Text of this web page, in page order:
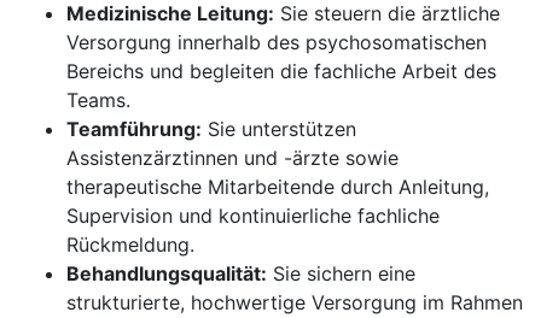
Medizinische Leitung: Sie steuern die ärztliche
Versorgung innerhalb des psychosomatischen
Bereichs und begleiten die fachliche Arbeit des
Teams.
Teamführung: Sie unterstützen
Assistenzärztinnen und -ärzte sowie
therapeutische Mitarbeitende durch Anleitung,
Supervision und kontinuierliche fachliche
Rückmeldung.
Behandlungsqualität: Sie sichern eine
strukturierte, hochwertige Versorgung im Rahmen